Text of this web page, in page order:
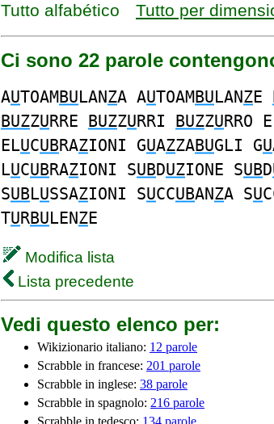
Tutto alfabético Tutto per
Ci sono 22 parole
AUTOAMBULANZA AUTOAMBULANZE
BUZZURRE BUZZURRI BUZZURRO
ELUCUBRAZIONI GUAZZABUGLI GU
LUCUBRAZIONI SUBDUZIONE SUBD
SUBLUSSAZIONI SUCCUBANZA SU
TURBULENZE
Modifica lista
Lista precedente
Vedi questo elenco per:
Wikizionario italiano: 12 parole
Scrabble in francese: 201 parole
Scrabble in inglese: 38 parole
Scrabble in spagnolo: 216 parole
Scrabble in tedesco: 134 parole